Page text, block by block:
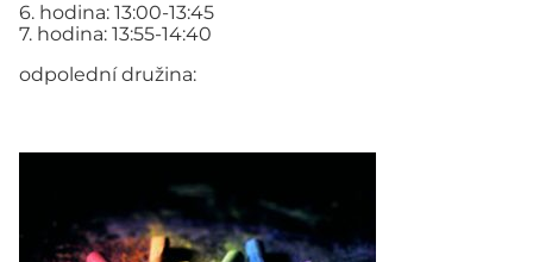
6. hodina: 13:00-13:45
7. hodina: 13:55-14:40
odpolední družina: